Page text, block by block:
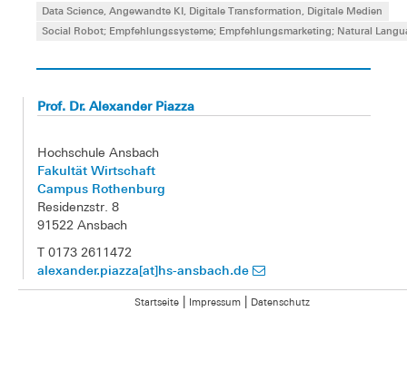
Data Science, Angewandte KI, Digitale Transformation, Digitale Medien
Social Robot; Empfehlungssysteme; Empfehlungsmarketing; Natural
Prof. Dr. Alexander Piazza
Hochschule Ansbach
Fakultät Wirtschaft
Campus Rothenburg
Residenzstr. 8
91522 Ansbach
T 0173 2611472
alexander.piazza[at]hs-ansbach.de
Startseite| Impressum| Datenschutz